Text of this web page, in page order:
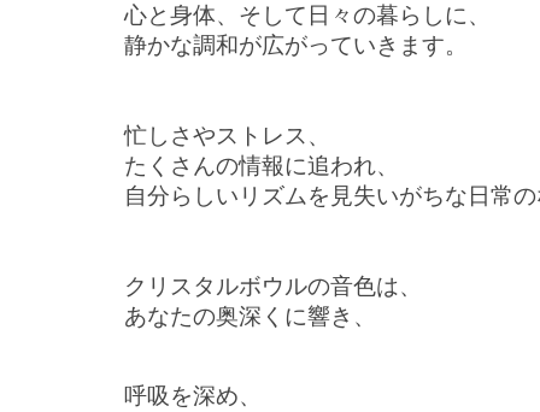
心と身体、そして日々の暮らしに、
静かな調和が広がっていきます。
忙しさやストレス、
たくさんの情報に追われ、
自分らしいリズムを見失いがちな日常
クリスタルボウルの音色は、
あなたの奥深くに響き、
呼吸を深め、